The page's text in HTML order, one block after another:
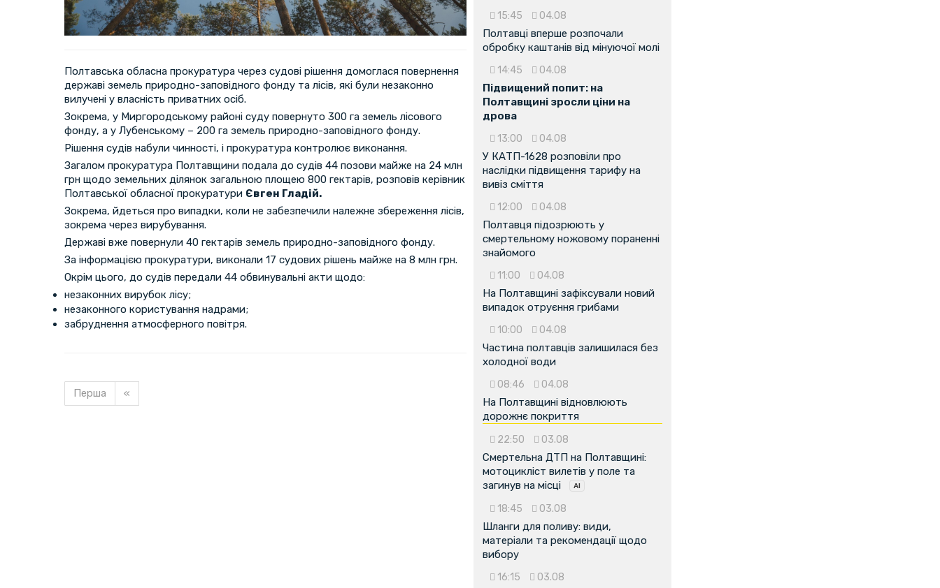
Полтавська обласна прокуратура через судові рішення домоглася повернення
державі земель природно-заповідного фонду та лісів, які були незаконно
вилучені у власність приватних осіб.
Зокрема, у Миргородському районі суду повернуто 300 га земель лісового
фонду, а у Лубенському – 200 га земель природно-заповідного фонду.
Рішення судів набули чинності, і прокуратура контролює виконання.
Загалом прокуратура Полтавщини подала до судів 44 позови майже на 24 млн
грн щодо земельних ділянок загальною площею 800 гектарів, розповів керівник
Полтавської обласної прокуратури Євген Гладій.
Зокрема, йдеться про випадки, коли не забезпечили належне збереження лісів,
зокрема через вирубування.
Державі вже повернули 40 гектарів земель природно-заповідного фонду.
За інформацією прокуратури, виконали 17 судових рішень майже на 8 млн грн.
Окрім цього, до судів передали 44 обвинувальні акти щодо:
незаконних вирубок лісу;
незаконного користування надрами;
забруднення атмосферного повітря.
Перша «
15:45 04.08
Полтавці вперше розпочали
обробку каштанів від мінуючої молі
14:45 04.08
Підвищений попит: на
Полтавщині зросли ціни на
дрова
13:00 04.08
У КАТП-1628 розповіли про
наслідки підвищення тарифу на
вивіз сміття
12:00 04.08
Полтавця підозрюють у
смертельному ножовому пораненні
знайомого
11:00 04.08
На Полтавщині зафіксували новий
випадок отруєння грибами
10:00 04.08
Частина полтавців залишилася без
холодної води
08:46 04.08
На Полтавщині відновлюють
дорожнє покриття
22:50 03.08
Смертельна ДТП на Полтавщині:
мотоцикліст вилетів у поле та
загинув на місці
18:45 03.08
Шланги для поливу: види,
матеріали та рекомендації щодо
вибору
16:15 03.08